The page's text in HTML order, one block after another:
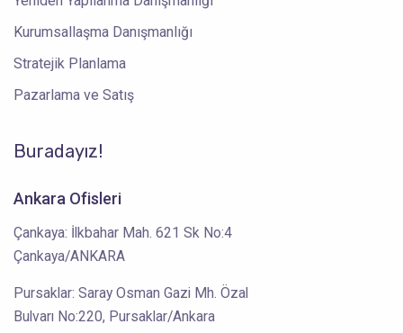
Kurumsallaşma Danışmanlığı
Stratejik Planlama
Pazarlama ve Satış
Buradayız!
Ankara Ofisleri
Çankaya: İlkbahar Mah. 621 Sk No:4
Çankaya/ANKARA
Pursaklar: Saray Osman Gazi Mh. Özal
Bulvarı No:220, Pursaklar/Ankara